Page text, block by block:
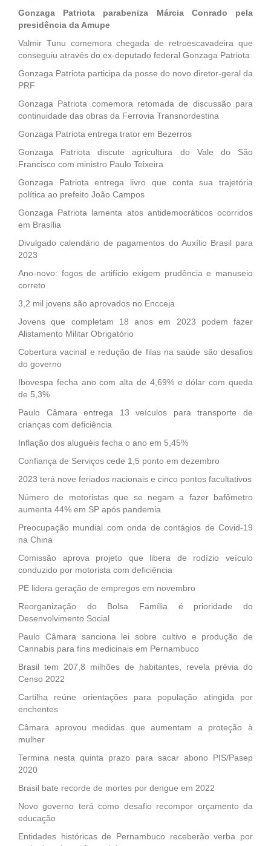
Gonzaga Patriota parabeniza Márcia Conrado pela
presidência da Amupe
Valmir Tunu comemora chegada de retroescavadeira que
conseguiu através do ex-deputado federal Gonzaga Patriota
Gonzaga Patriota participa da posse do novo diretor-geral da
PRF
Gonzaga Patriota comemora retomada de discussão para
continuidade das obras da Ferrovia Transnordestina
Gonzaga Patriota entrega trator em Bezerros
Gonzaga Patriota discute agricultura do Vale do São
Francisco com ministro Paulo Teixeira
Gonzaga Patriota entrega livro que conta sua trajetória
política ao prefeito João Campos
Gonzaga Patriota lamenta atos antidemocráticos ocorridos
em Brasília
Divulgado calendário de pagamentos do Auxílio Brasil para
2023
Ano-novo: fogos de artifício exigem prudência e manuseio
correto
3,2 mil jovens são aprovados no Encceja
Jovens que completam 18 anos em 2023 podem fazer
Alistamento Militar Obrigatório
Cobertura vacinal e redução de filas na saúde são desafios
do governo
Ibovespa fecha ano com alta de 4,69% e dólar com queda
de 5,3%
Paulo Câmara entrega 13 veículos para transporte de
crianças com deficiência
Inflação dos aluguéis fecha o ano em 5,45%
Confiança de Serviços cede 1,5 ponto em dezembro
2023 terá nove feriados nacionais e cinco pontos facultativos
Número de motoristas que se negam a fazer bafômetro
aumenta 44% em SP após pandemia
Preocupação mundial com onda de contágios de Covid-19
na China
Comissão aprova projeto que libera de rodízio veículo
conduzido por motorista com deficiência
PE lidera geração de empregos em novembro
Reorganização do Bolsa Família é prioridade do
Desenvolvimento Social
Paulo Câmara sanciona lei sobre cultivo e produção de
Cannabis para fins medicinais em Pernambuco
Brasil tem 207,8 milhões de habitantes, revela prévia do
Censo 2022
Cartilha reúne orientações para população atingida por
enchentes
Câmara aprovou medidas que aumentam a proteção à
mulher
Termina nesta quinta prazo para sacar abono PIS/Pasep
2020
Brasil bate recorde de mortes por dengue em 2022
Novo governo terá como desafio recompor orçamento da
educação
Entidades históricas de Pernambuco receberão verba por